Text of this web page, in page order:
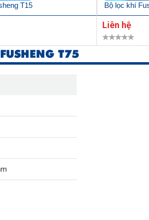
T15 Bộ lọc khí
Liên hệ
T75